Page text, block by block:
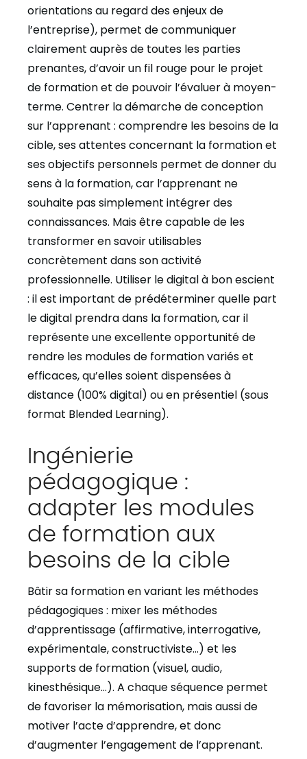
orientations au regard des enjeux de
l’entreprise), permet de communiquer
clairement auprès de toutes les parties
prenantes, d’avoir un fil rouge pour le projet
de formation et de pouvoir l’évaluer à moyen-
terme. Centrer la démarche de conception
sur l’apprenant : comprendre les besoins de la
cible, ses attentes concernant la formation et
ses objectifs personnels permet de donner du
sens à la formation, car l’apprenant ne
souhaite pas simplement intégrer des
connaissances. Mais être capable de les
transformer en savoir utilisables
concrètement dans son activité
professionnelle. Utiliser le digital à bon escient
: il est important de prédéterminer quelle part
le digital prendra dans la formation, car il
représente une excellente opportunité de
rendre les modules de formation variés et
efficaces, qu’elles soient dispensées à
distance (100% digital) ou en présentiel (sous
format Blended Learning).
Ingénierie
pédagogique :
adapter les modules
de formation aux
besoins de la cible
Bâtir sa formation en variant les méthodes
pédagogiques: mixer les méthodes
d’apprentissage (affirmative, interrogative,
expérimentale, constructiviste…) et les
supports de formation (visuel, audio,
kinesthésique…). A chaque séquence permet
de favoriser la mémorisation, mais aussi de
motiver l’acte d’apprendre, et donc
d’augmenter l’engagement de l’apprenant.